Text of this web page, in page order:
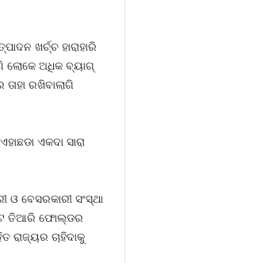
ଖର୍ଚ୍ଚ ହାରାହାରି
ଲୋକେ ଅଧିକ ବ୍ୟାଗ୍‍
ରଖିବାଲାଗି
ଏକଦା ସାରା
ବେସରକାରୀ ସଂସ୍ଥା
ତିଆରି ଫୋଲ୍ଡର
ଚାହିଦାକୁ